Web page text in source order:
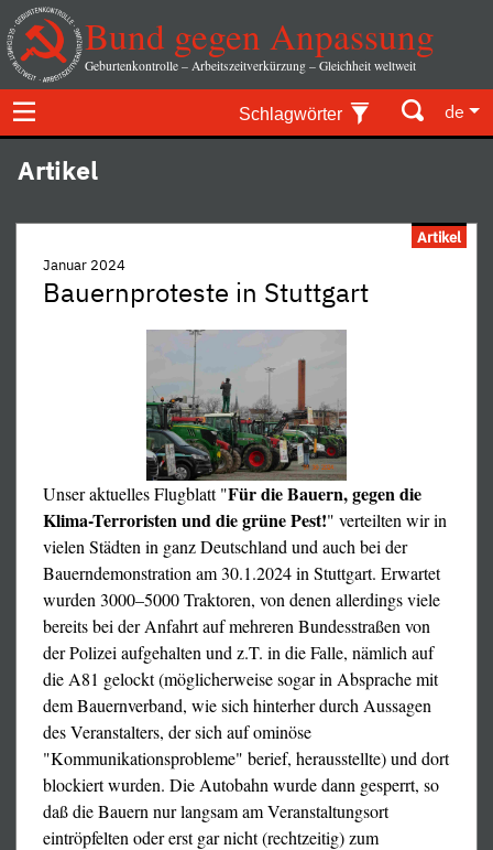
Bund gegen Anpassung
Geburtenkontrolle – Arbeitszeitverkürzung – Gleichheit weltweit
Schlagwörter de
Artikel
Artikel
Januar 2024
Bauernproteste in Stuttgart
Unser aktuelles Flugblatt "Für die Bauern, gegen die
Klima-Terroristen und die grüne Pest!" verteilten wir in
vielen Städten in ganz Deutschland und auch bei der
Bauerndemonstration am 30.1.2024 in Stuttgart. Erwartet
wurden 3000–5000 Traktoren, von denen allerdings viele
bereits bei der Anfahrt auf mehreren Bundesstraßen von
der Polizei aufgehalten und z.T. in die Falle, nämlich auf
die A81 gelockt (möglicherweise sogar in Absprache mit
dem Bauernverband, wie sich hinterher durch Aussagen
des Veranstalters, der sich auf ominöse
"Kommunikationsprobleme" berief, herausstellte) und dort
blockiert wurden. Die Autobahn wurde dann gesperrt, so
daß die Bauern nur langsam am Veranstaltungsort
eintröpfelten oder erst gar nicht (rechtzeitig) zum